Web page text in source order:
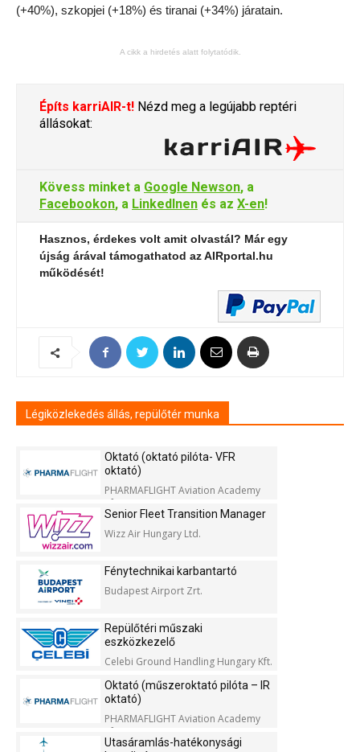
(+40%), szkopjei (+18%) és tiranai (+34%) járatain.
A cikk a hirdetés alatt folytatódik.
Építs karriAIR-t! Nézd meg a legújabb reptéri
állásokat:
Kövess minket a Google Newson, a
Facebookon, a LinkedInen és az X-en!
Hasznos, érdekes volt amit olvastál? Már egy
újság árával támogathatod az AIRportal.hu
működését!
Légiközlekedés állás, repülőtér munka
Oktató (oktató pilóta- VFR
oktató)
PHARMAFLIGHT Aviation Academy
Kft.
Senior Fleet Transition Manager
Wizz Air Hungary Ltd.
Fénytechnikai karbantartó
Budapest Airport Zrt.
Repülőtéri műszaki
eszközkezelő
Celebi Ground Handling Hungary Kft.
Oktató (műszeroktató pilóta – IR
oktató)
PHARMAFLIGHT Aviation Academy
Kft.
Utasáramlás-hatékonysági